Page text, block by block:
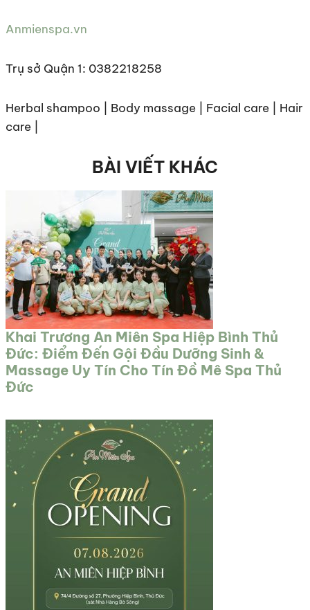
Anmienspa.vn
Trụ sở Quận 1: 0382218258
Herbal shampoo | Body massage | Facial care | Hair
care |
BÀI VIẾT KHÁC
Khai Trương An Miên Spa Hiệp Bình Thủ
Đức: Điểm Đến Gội Đầu Dưỡng Sinh &
Massage Uy Tín Cho Tín Đồ Mê Spa Thủ
Đức